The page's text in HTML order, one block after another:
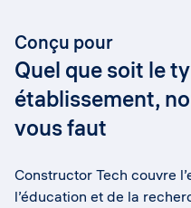
Conçu pour
Quel que soit le
établissement,
vous faut
Constructor Tech couvre
l’éducation et de la